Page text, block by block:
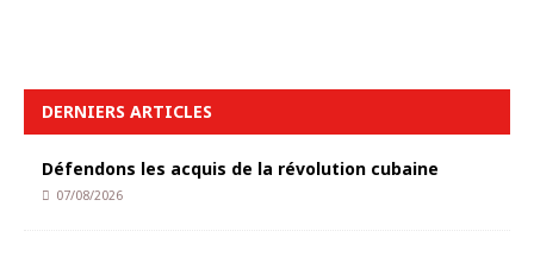
DERNIERS ARTICLES
Défendons les acquis de la révolution cubaine
07/08/2026